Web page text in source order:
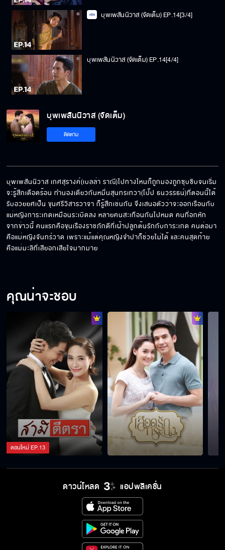
บุพเพสันนิวาส (จัดเต็ม) EP.14[3/4]
บุพเพสันนิวาส (จัดเต็ม) EP.14[4/4]
บุพเพสันนิวาส (จัดเต็ม)
ติดตาม
บุพเพสันนิวาส เกศสุรางค์(เบลล่า ราณี)ไปทางไหนก็ถูกมองถูกซุบซิบจนเริ่ม
จะรู้สึกเดือดร้อน ทำนองเดียวกันหมื่นสุนทรเทวา(โป๊ป ธนวรรธน์)ที่ตอนนี้ได้
รับอวยยศเป็น ขุนศรีวิสารวาจา ก็รู้สึกเช่นกัน จึงเสนอตัวว่าจะออกเรือนกับ
แม่หญิงการะเกดเหมือนระเบิดลง หลายคนสะเทือนกันไปหมด คนที่อกหัก
จากข่าวนี้ คนแรกคือขุนเรืองราชภักดีที่เฝ้าปลูกต้นรักกับการะเกด คนต่อมา
คือแม่หญิงจันทร์วาด เพราะแม้แต่คุณหญิงจำปาก็ช่วยไม่ได้ และคนสุดท้าย
คือแม่มะลิที่เสียอกเสียใจมากมาย
คุณน่าจะชอบ
ตอนใหม่EP.13
ดาวน์โหลด แอปพลิเคชั่น